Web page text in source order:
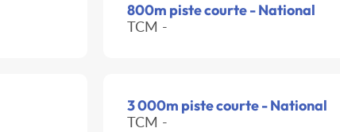
800m piste courte - National
TCM -
3 000m piste courte - National
TCM -